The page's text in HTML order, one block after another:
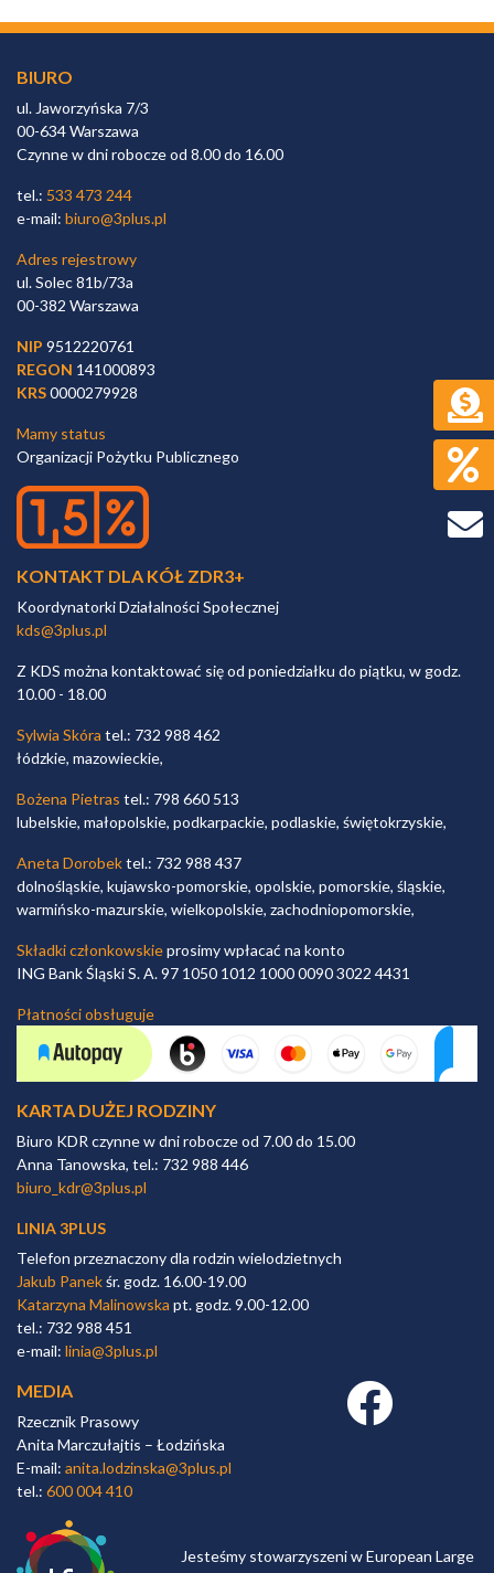
BIURO
ul. Jaworzyńska 7/3
00-634 Warszawa
Czynne w dni robocze od 8.00 do 16.00
tel.: 533 473 244
e-mail: biuro@3plus.pl
Adres rejestrowy
ul. Solec 81b/73a
00-382 Warszawa
NIP 9512220761
REGON 141000893
KRS0000279928
Mamy status
Organizacji Pożytku Publicznego
KONTAKT DLA KÓŁ ZDR3+
Koordynatorki Działalności Społecznej
kds@3plus.pl
Z KDS można kontaktować się od poniedziałku do piątku, w godz.
10.00 - 18.00
Sylwia Skóra tel.: 732 988 462
łódzkie, mazowieckie,
Bożena Pietras tel.: 798 660 513
lubelskie, małopolskie, podkarpackie, podlaskie, świętokrzyskie,
Aneta Dorobektel.: 732 988 437
dolnośląskie, kujawsko-pomorskie, opolskie, pomorskie, śląskie,
warmińsko-mazurskie, wielkopolskie, zachodniopomorskie,
Składki członkowskieprosimy wpłacać na konto
ING Bank Śląski S. A. 97 1050 1012 1000 0090 3022 4431
Płatności obsługuje
KARTA DUŻEJ RODZINY
Biuro KDR czynne w dni robocze od 7.00 do 15.00
Anna Tanowska, tel.: 732 988 446
biuro_kdr@3plus.pl
LINIA 3PLUS
Telefon przeznaczony dla rodzin wielodzietnych
Jakub Panekśr. godz. 16.00-19.00
Katarzyna Malinowska pt. godz. 9.00-12.00
tel.: 732 988 451
e-mail: linia@3plus.pl
MEDIA
Rzecznik Prasowy
Anita Marczułajtis – Łodzińska
E-mail: anita.lodzinska@3plus.pl
tel.: 600 004 410
Facebook link
Jesteśmy stowarzyszeni w European Large